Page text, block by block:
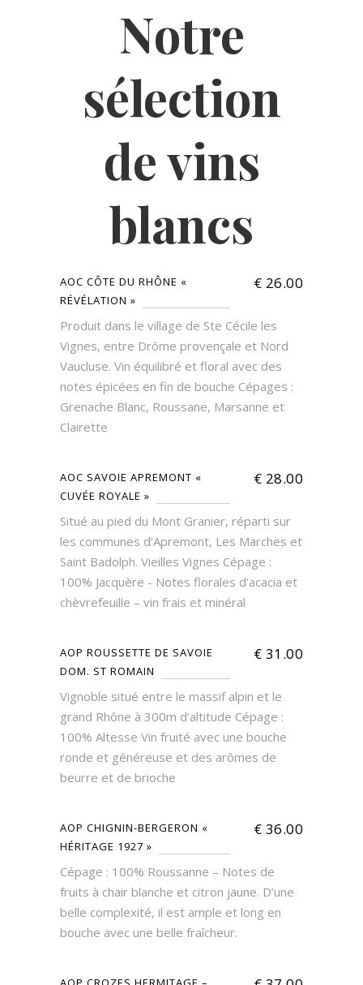
Notre
sélection
de vins
blancs
AOC CÔTE DU RHÔNE «
RÉVÉLATION »
€ 26.00
Produit dans le village de Ste Cécile les
Vignes, entre Drôme provençale et Nord
Vaucluse. Vin équilibré et floral avec des
notes épicées en fin de bouche Cépages :
Grenache Blanc, Roussane, Marsanne et
Clairette
AOC SAVOIE APREMONT «
CUVÉE ROYALE »
€ 28.00
Situé au pied du Mont Granier, réparti sur
les communes d’Apremont, Les Marches et
Saint Badolph. Vieilles Vignes Cépage :
100% Jacquère - Notes florales d’acacia et
chèvrefeuille – vin frais et minéral
AOP ROUSSETTE DE SAVOIE
DOM. ST ROMAIN
€ 31.00
Vignoble situé entre le massif alpin et le
grand Rhône à 300m d’altitude Cépage :
100% Altesse Vin fruité avec une bouche
ronde et généreuse et des arômes de
beurre et de brioche
AOP CHIGNIN-BERGERON «
HÉRITAGE 1927 »
€ 36.00
Cépage : 100% Roussanne – Notes de
fruits à chair blanche et citron jaune. D’une
belle complexité, il est ample et long en
bouche avec une belle fraîcheur.